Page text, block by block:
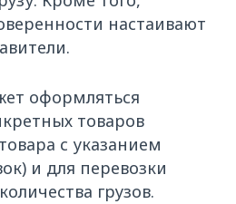
настаивают
оформляться
товаров
с указанием
и для перевозки
грузов.